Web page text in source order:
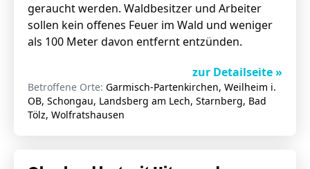
geraucht werden. Waldbesitzer und Arbeiter
sollen kein offenes Feuer im Wald und weniger
als 100 Meter davon entfernt entzünden.
zur Detailseite »
Betroffene Orte: Garmisch-Partenkirchen, Weilheim i.
OB, Schongau, Landsberg am Lech, Starnberg, Bad
Tölz, Wolfratshausen